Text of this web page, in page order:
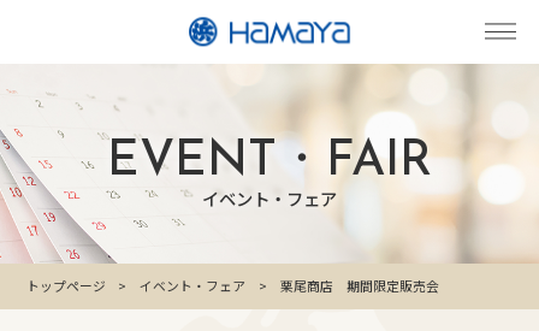
EVENT・FAIR
イベント・フェア
トップページ イベント・フェア 栗尾商店 期間限定販売会